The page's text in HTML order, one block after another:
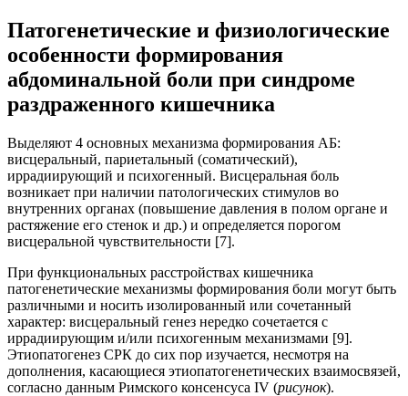
Патогенетические и физиологические
особенности формирования
абдоминальной боли при синдроме
раздраженного кишечника
Выделяют 4 основных механизма формирования АБ:
висцеральный, париетальный (соматический),
иррадиирующий и психогенный. Висцеральная боль
возникает при наличии патологических стимулов во
внутренних органах (повышение давления в полом органе и
растяжение его стенок и др.) и определяется порогом
висцеральной чувствительности [7].
При функциональных расстройствах кишечника
патогенетические механизмы формирования боли могут быть
различными и носить изолированный или сочетанный
характер: висцеральный генез нередко сочетается с
иррадиирующим и/или психогенным механизмами [9].
Этиопатогенез СРК до сих пор изучается, несмотря на
дополнения, касающиеся этиопатогенетических взаимосвязей,
согласно данным Римского консенсуса IV (рисунок).